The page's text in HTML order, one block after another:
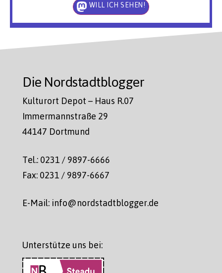
WILL ICH SEHEN!
Die Nordstadtblogger
Kulturort Depot – Haus R.07
Immermannstraße 29
44147 Dortmund
Tel.: 0231 / 9897-6666
Fax: 0231 / 9897-6667
E-Mail: info@nordstadtblogger.de
Unterstütze uns bei: